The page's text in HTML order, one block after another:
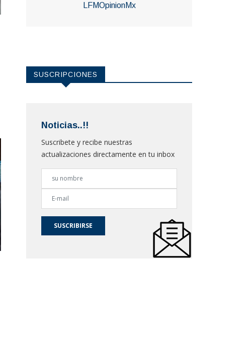
LFMOpinionMx
SUSCRIPCIONES
Noticias..!!
Suscribete y recibe nuestras
actualizaciones directamente en tu inbox
SUSCRIBIRSE